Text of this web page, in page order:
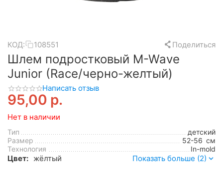
КОД: 108551 Поделиться
Шлем подростковый M-Wave
Junior (Race/черно-желтый)
Написать отзыв
95,00 р.
Нет в наличии
Тип
детский
Размер
52-56 см
Технология
In-mold
Цвет: жёлтый Показать больше (2)